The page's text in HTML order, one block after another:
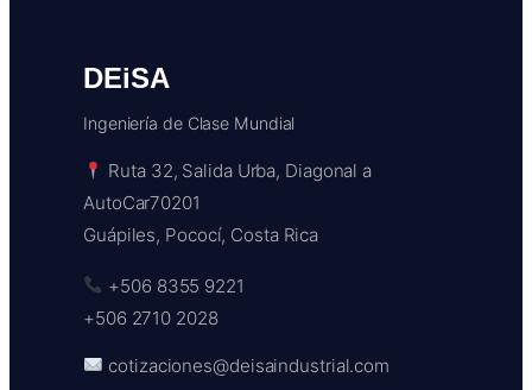
DEiSA
Ingeniería de Clase Mundial
Ruta 32, Salida Urba, Diagonal a
AutoCar70201
Guápiles, Pococí, Costa Rica
+506 8355 9221
+506 2710 2028
cotizaciones@deisaindustrial.com